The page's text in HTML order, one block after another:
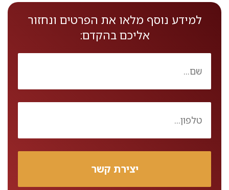
למידע נוסף מלאו את הפרטים ונחזור
אליכם בהקדם: